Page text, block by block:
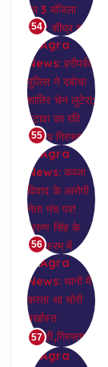
54
55
56
57